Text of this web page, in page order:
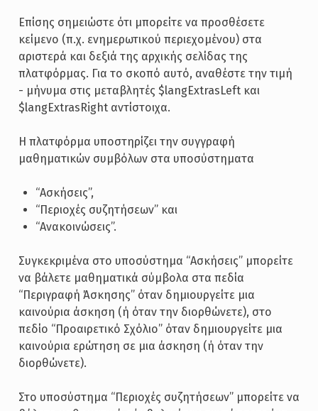
Επίσης σημειώστε ότι μπορείτε να προσθέσετε
κείμενο (π.χ. ενημερωτικού περιεχομένου) στα
αριστερά και δεξιά της αρχικής σελίδας της
πλατφόρμας. Για το σκοπό αυτό, αναθέστε την τιμή
- μήνυμα στις μεταβλητές $langExtrasLeft και
$langExtrasRight αντίστοιχα.
Η πλατφόρμα υποστηρίζει την συγγραφή
μαθηματικών συμβόλων στα υποσύστηματα
“Ασκήσεις”,
“Περιοχές συζητήσεων” και
“Ανακοινώσεις”.
Συγκεκριμένα στο υποσύστημα “Ασκήσεις” μπορείτε
να βάλετε μαθηματικά σύμβολα στα πεδία
“Περιγραφή Άσκησης” όταν δημιουργείτε μια
καινούρια άσκηση (ή όταν την διορθώνετε), στο
πεδίο “Προαιρετικό Σχόλιο” όταν δημιουργείτε μια
καινούρια ερώτηση σε μια άσκηση (ή όταν την
διορθώνετε).
Στο υποσύστημα “Περιοχές συζητήσεων” μπορείτε να